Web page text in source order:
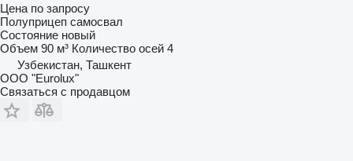
Цена по запросу
Полуприцеп самосвал
Состояние новый
Объем 90 м³ Количество осей 4
Узбекистан, Ташкент
ООО "Eurolux"
Связаться с продавцом